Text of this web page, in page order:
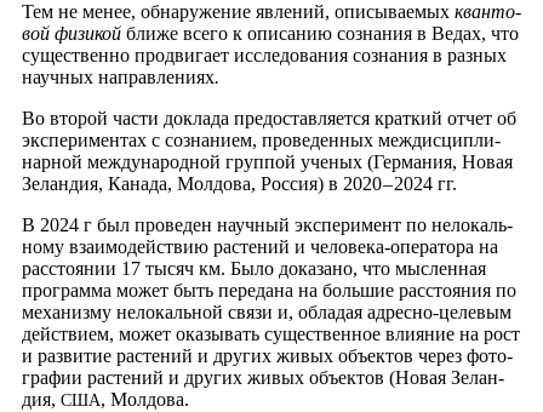
Тем не менее, обна­ру­же­ние явле­ний, опи­сы­ва­е­мых кван­то­
вой физи­кой бли­же все­го к опи­са­нию созна­ния в Ведах, что
суще­ствен­но про­дви­га­ет иссле­до­ва­ния созна­ния в раз­ных
науч­ных направ­ле­ни­ях.
Во вто­рой части докла­да предо­став­ля­ет­ся крат­кий отчет об
экс­пе­ри­мен­тах с созна­ни­ем, про­ве­ден­ных меж­дис­ци­пли­
нар­ной меж­ду­на­род­ной груп­пой уче­ных (Гер­ма­ния, Новая
Зелан­дия, Кана­да, Мол­до­ва, Рос­сия) в 2020 – 2024 гг.
В 2024 г был про­ве­ден науч­ный экс­пе­ри­мент по нело­каль­
но­му вза­и­мо­дей­ствию рас­те­ний и чело­ве­ка-опе­ра­то­ра на
рас­сто­я­нии 17 тысяч км. Было дока­за­но, что мыс­лен­ная
про­грам­ма может быть пере­да­на на боль­шие рас­сто­я­ния по
меха­низ­му нело­каль­ной свя­зи и, обла­дая адрес­но-целе­вым
дей­стви­ем, может ока­зы­вать суще­ствен­ное вли­я­ние на рост
и раз­ви­тие рас­те­ний и дру­гих живых объ­ек­тов через фото­
гра­фии рас­те­ний и дру­гих живых объ­ек­тов (Новая Зелан­
дия, США, Мол­до­ва.